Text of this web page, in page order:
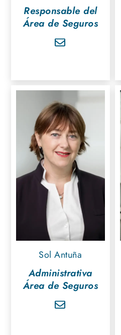
Responsable del
Área de Seguros
Sol Antuña
Administrativa
Área de Seguros